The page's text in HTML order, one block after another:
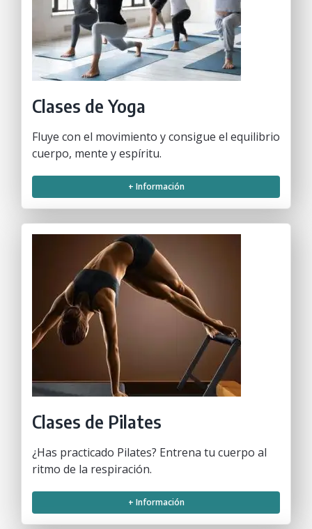
Clases de Yoga
Fluye con el movimiento y consigue el equilibrio
cuerpo, mente y espíritu.
+ Información
Clases de Pilates
¿Has practicado Pilates? Entrena tu cuerpo al
ritmo de la respiración.
+ Información